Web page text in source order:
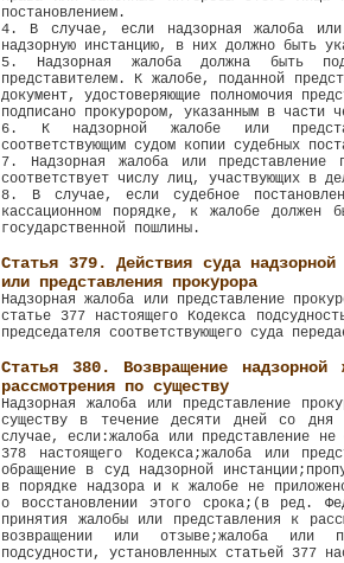
постановлением.
4. В случае, если надзорная жалоба или
надзорную инстанцию, в них должно быть
5. Надзорная жалоба должна быть
представителем. К жалобе, поданной
документ, удостоверяющие полномочия
подписано прокурором, указанным в части
6. К надзорной жалобе или
соответствующим судом копии судебных
7. Надзорная жалоба или представление
соответствует числу лиц, участвующих в
8. В случае, если судебное
кассационном порядке, к жалобе должен
государственной пошлины.
Статья 379. Действия суда
или представления прокурора
Надзорная жалоба или представление
статье 377 настоящего Кодекса
председателя соответствующего суда
Статья 380. Возвращение надзорной
рассмотрения по существу
Надзорная жалоба или представление
существу в течение десяти дней со дня
случае, если:жалоба или представление не
378 настоящего Кодекса;жалоба или
обращение в суд надзорной
в порядке надзора и к жалобе не
о восстановлении этого срока;(в ред.
принятия жалобы или представления к
возвращении или отзыве;жалоба или
подсудности, установленных статьей 377